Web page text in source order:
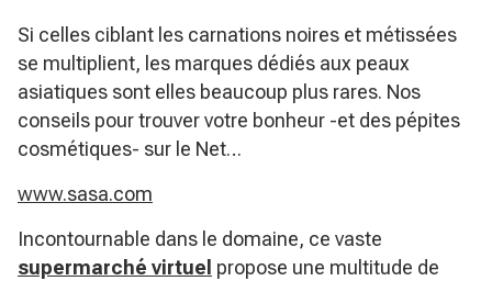
Si celles ciblant les carnations noires et métissées
se multiplient, les marques dédiés aux peaux
asiatiques sont elles beaucoup plus rares. Nos
conseils pour trouver votre bonheur -et des pépites
cosmétiques- sur le Net…
www.sasa.com
Incontournable dans le domaine, ce vaste
supermarché virtuel propose une multitude de